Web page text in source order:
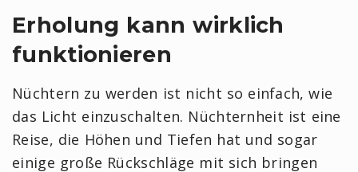
Erholung kann wirklich
funktionieren
Nüchtern zu werden ist nicht so einfach, wie
das Licht einzuschalten. Nüchternheit ist eine
Reise, die Höhen und Tiefen hat und sogar
einige große Rückschläge mit sich bringen